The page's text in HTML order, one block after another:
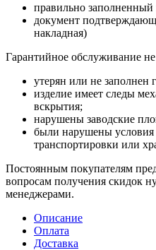
правильно
документ
накладная)
Гарантийное обслуживание
утерян или не заполнен
изделие имеет следы
вскрытия;
нарушены заводские
были нарушены условия
транспортировки или
Постоянным покупателям
вопросам получения скидок
менеджерами.
Описание
Оплата
Доставка